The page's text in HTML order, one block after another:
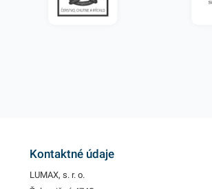
Kontaktné údaje
LUMAX, s. r. o.